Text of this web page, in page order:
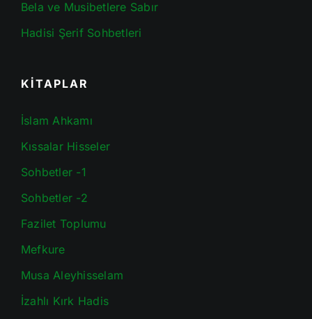
Bela ve Musibetlere Sabır
Hadisi Şerif Sohbetleri
KİTAPLAR
İslam Ahkamı
Kıssalar Hisseler
Sohbetler -1
Sohbetler -2
Fazilet Toplumu
Mefkure
Musa Aleyhisselam
İzahlı Kırk Hadis